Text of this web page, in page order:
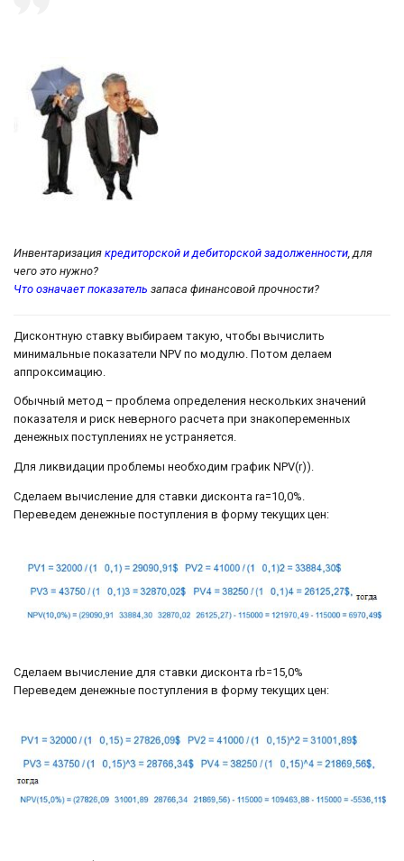
Инвентаризация кредиторской и дебиторской задолженности , для
чего это нужно?
Что означает показатель запаса финансовой прочности?
Дисконтную ставку выбираем такую, чтобы вычислить
минимальные показатели NPV по модулю. Потом делаем
аппроксимацию.
Обычный метод – проблема определения нескольких значений
показателя и риск неверного расчета при знакопеременных
денежных поступлениях не устраняется.
Для ликвидации проблемы необходим график NPV(r)).
Сделаем вычисление для ставки дисконта ra=10,0%.
Переведем денежные поступления в форму текущих цен:
Сделаем вычисление для ставки дисконта rb=15,0%
Переведем денежные поступления в форму текущих цен: